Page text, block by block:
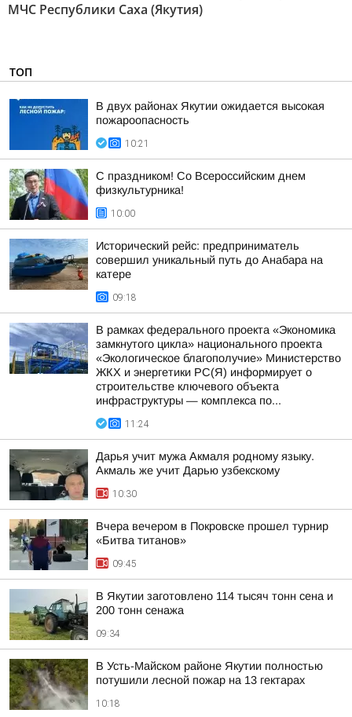
МЧС Республики Саха (Якутия)
ТОП
В двух районах Якутии ожидается высокая
пожароопасность
10:21
С праздником! Со Всероссийским днем
физкультурника!
10:00
Исторический рейс: предприниматель
совершил уникальный путь до Анабара на
катере
09:18
В рамках федерального проекта «Экономика
замкнутого цикла» национального проекта
«Экологическое благополучие» Министерство
ЖКХ и энергетики РС(Я) информирует о
строительстве ключевого объекта
инфраструктуры — комплекса по...
11:24
Дарья учит мужа Акмаля родному языку.
Акмаль же учит Дарью узбекскому
10:30
Вчера вечером в Покровске прошел турнир
«Битва титанов»
09:45
В Якутии заготовлено 114 тысяч тонн сена и
200 тонн сенажа
09:34
В Усть-Майском районе Якутии полностью
потушили лесной пожар на 13 гектарах
10:18